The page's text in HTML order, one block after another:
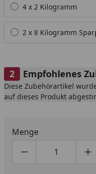
4 x 2 Kilogramm
2 x 8 Kilogramm
Empfohlenes
Diese Zubehörartikel
auf dieses Produkt
Menge
Produktmenge